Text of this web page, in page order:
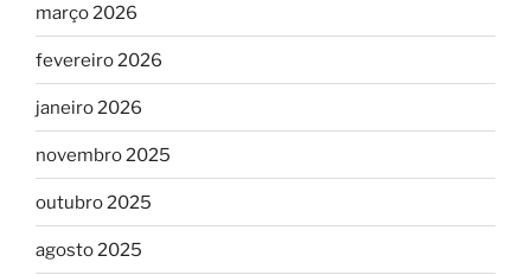
março 2026
fevereiro 2026
janeiro 2026
novembro 2025
outubro 2025
agosto 2025